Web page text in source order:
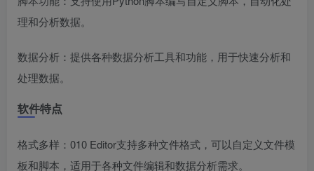
理和分析数据。
数据分析：提供各种数据分析工具和功能，用于快速分析和
处理数据。
软件特点
格式多样：010 Editor支持多种文件格式，可以自定义文件模
板和脚本，适用于各种文件编辑和数据分析需求。